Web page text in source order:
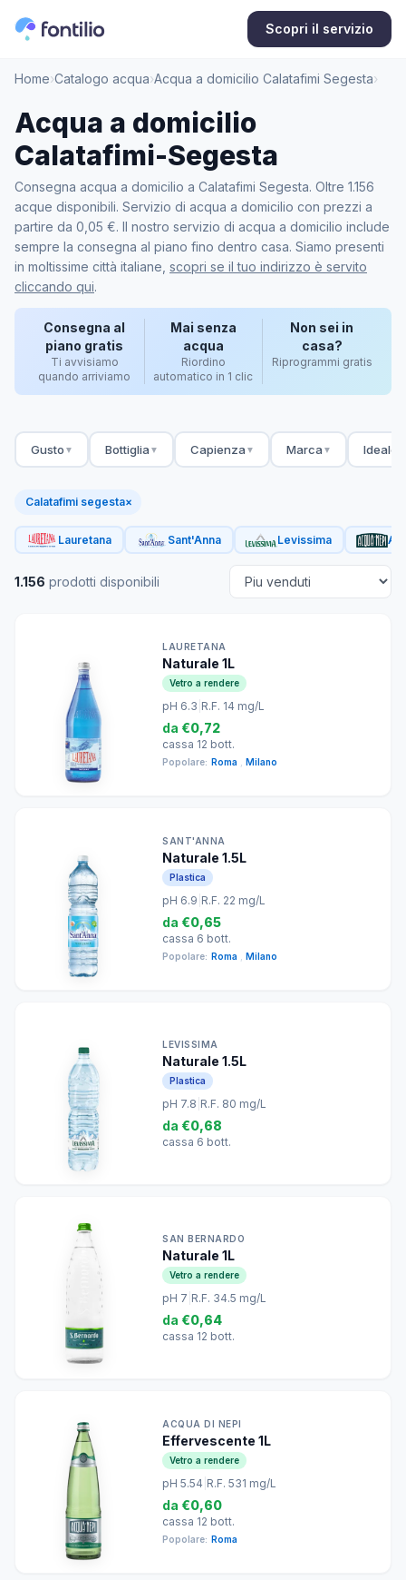
Scopri il servizio
Home›Catalogo acqua›Acqua a domicilio Calatafimi Segesta›
Acqua a domicilio
Calatafimi-Segesta
Consegna acqua a domicilio a Calatafimi Segesta. Oltre 1.156
acque disponibili. Servizio di acqua a domicilio con prezzi a
partire da 0,05 €. Il nostro servizio di acqua a domicilio include
sempre la consegna al piano fino dentro casa. Siamo presenti
in moltissime città italiane, scopri se il tuo indirizzo è servito
cliccando qui.
Consegna al
piano gratis
Ti avvisiamo
quando arriviamo
Mai senza
acqua
Riordino
automatico in 1 clic
Non sei in
casa?
Riprogrammi gratis
Gusto ▼ Bottiglia ▼ Capienza ▼ Marca ▼ Ideale
Calatafimi segesta×
Lauretana Sant'Anna Levissima
1.156 prodotti disponibili
LAURETANA
Naturale 1L
Vetro a rendere
pH 6.3 R.F. 14 mg/L
da €0,72
cassa 12 bott.
Popolare: Roma Milano
SANT'ANNA
Naturale 1.5L
Plastica
pH 6.9 R.F. 22 mg/L
da €0,65
cassa 6 bott.
Popolare: Roma Milano
LEVISSIMA
Naturale 1.5L
Plastica
pH 7.8 R.F. 80 mg/L
da €0,68
cassa 6 bott.
SAN BERNARDO
Naturale 1L
Vetro a rendere
pH 7 R.F. 34.5 mg/L
da €0,64
cassa 12 bott.
ACQUA DI NEPI
Effervescente 1L
Vetro a rendere
pH 5.54 R.F. 531 mg/L
da €0,60
cassa 12 bott.
Popolare: Roma